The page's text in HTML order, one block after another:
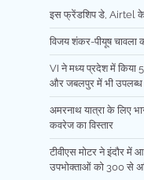
इस फ्रेंडशिप डे, Airtel के
विजय शंकर-पीयूष
VI ने मध्य प्रदेश में किया
और जबलपुर में भी उपलब्ध
अमरनाथ यात्रा के लिए
कवरेज का विस्तार
टीवीएस मोटर ने इंदौर में
उपभोक्ताओं को 300 से